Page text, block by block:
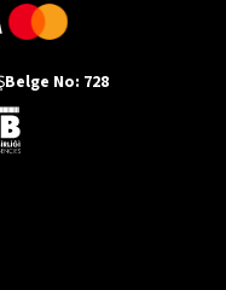
Belge No: 728